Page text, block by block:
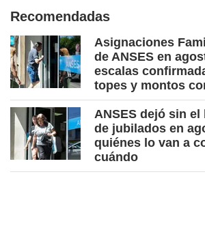
Recomendadas
Asignaciones
de ANSES en
escalas
topes y montos
ANSES dejó sin
de jubilados en
quiénes lo van a
cuándo